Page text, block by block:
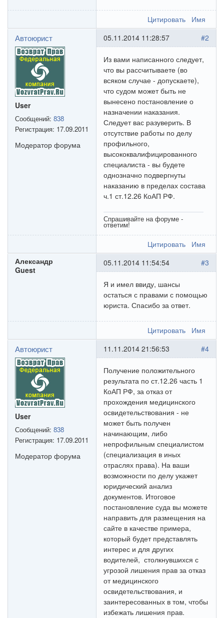
Цитировать Имя
Автоюрист
User
Сообщений: 838
Регистрация: 17.09.2011
Модератор форума
#2
05.11.2014 11:28:57
Из вами написанного следует,
что вы рассчитываете (во
всяком случае - допускаете),
что судом может быть не
вынесено постановление о
назначении наказания.
Следует вас разуверить. В
отсутствие работы по делу
профильного,
высококвалифицированного
специалиста - вы будете
однозначно подвергнуты
наказанию в пределах состава
ч.1 ст.12.26 КоАП РФ.
Спрашивайте на форуме -
ответим!
Цитировать
Имя
Александр
Guest
#3
05.11.2014 11:54:54
Я и имел ввиду, шансы
остаться с правами с помощью
юриста. Спасибо за ответ.
Цитировать Имя
Автоюрист
User
Сообщений: 838
Регистрация: 17.09.2011
Модератор форума
#4
11.11.2014 21:56:53
Получение положительного
результата по ст.12.26 часть 1
КоАП РФ, за отказ от
прохождения медицинского
освидетельствования - не
может быть получен
начинающим, либо
непрофильным специалистом
(специализация в иных
отраслях права). На ваши
возможности по делу укажет
юридический анализ
документов. Итоговое
постановление суда вы можете
направить для размещения на
сайте в качестве примера,
который будет представлять
интерес и для других
водителей, столкнувшихся с
угрозой лишения прав за отказ
от медицинского
освидетельствования, и
заинтересованных в том, чтобы
избежать лишения прав.